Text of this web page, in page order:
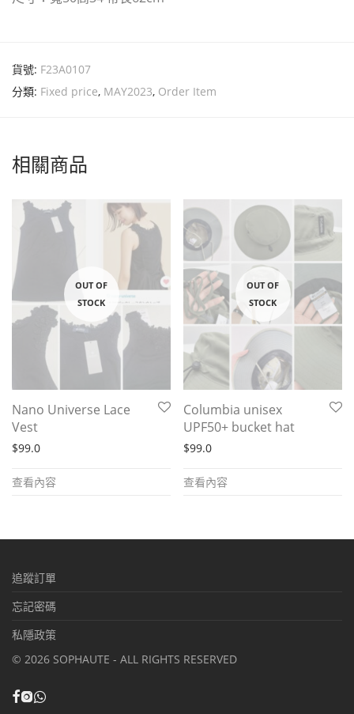
貨號: F23A0107
分類: Fixed price, MAY2023, Order Item
相關商品
Nano Universe Lace
Vest
$99.0
查看內容
Columbia unisex
UPF50+ bucket hat
$99.0
查看內容
追蹤訂單
忘記密碼
私隱政策
© 2026 SOPHAUTE - ALL RIGHTS RESERVED